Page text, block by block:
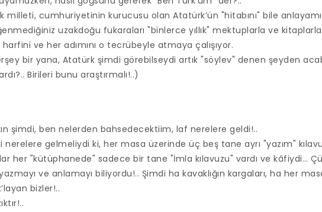
milleti, cumhuriyetinin kurucusu olan Atatürk’ün "hitabını" bile
uzakdoğu fukaraları "binlerce yıllık" mektuplarla ve
ve her adımını o tecrübeyle atmaya çalışıyor.
bir yana, Atatürk şimdi görebilseydi artık "söylev" denen şeyden
Birileri bunu araştırmalı!..)
şimdi, ben nelerden bahsedecektiim, laf nerelere geldi!..
nerelere gelmeliydi ki, her masa üzerinde üç beş tane ayrı "yazım"
her "kütüphanede" sadece bir tane "İmla kılavuzu" vardı ve kâfiydi…
ve anlamayı biliyordu!.. Şimdi ha kavaklığın kargaları, ha her
bizler!..